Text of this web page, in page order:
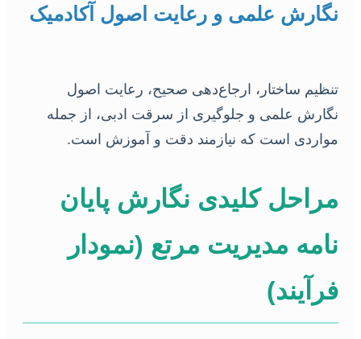
نگارش علمی و رعایت اصول آکادمیک
تنظیم ساختار، ارجاع‌دهی صحیح، رعایت اصول
نگارش علمی و جلوگیری از سرقت ادبی، از جمله
مواردی است که نیازمند دقت و آموزش است.
مراحل کلیدی نگارش پایان
نامه مدیریت مرتع (نمودار
فرآیند)